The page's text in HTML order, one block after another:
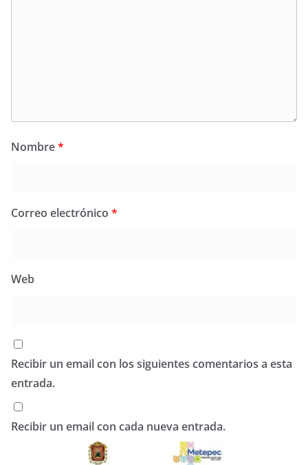
Nombre*
Correo electrónico *
Web
Recibir un email con los siguientes comentarios a esta
entrada.
Recibir un email con cada nueva entrada.